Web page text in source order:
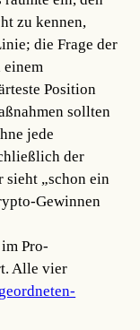
zu kennen,
die Frage der
einem
Position
sollten
jede
der
sieht „schon ein
Gewinnen
Pro-
Alle vier